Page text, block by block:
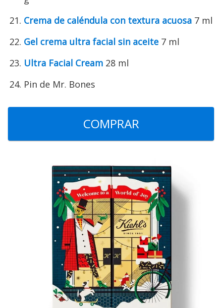
Crema de caléndula con textura acuosa 7 ml
Gel crema ultra facial sin aceite 7 ml
Ultra Facial Cream 28 ml
Pin de Mr. Bones
COMPRAR